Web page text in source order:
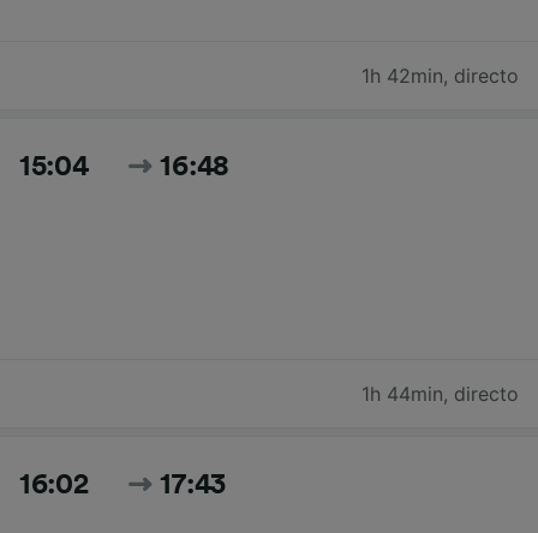
1h 42min, directo
15:04 16:48
1h 44min, directo
16:02 17:43